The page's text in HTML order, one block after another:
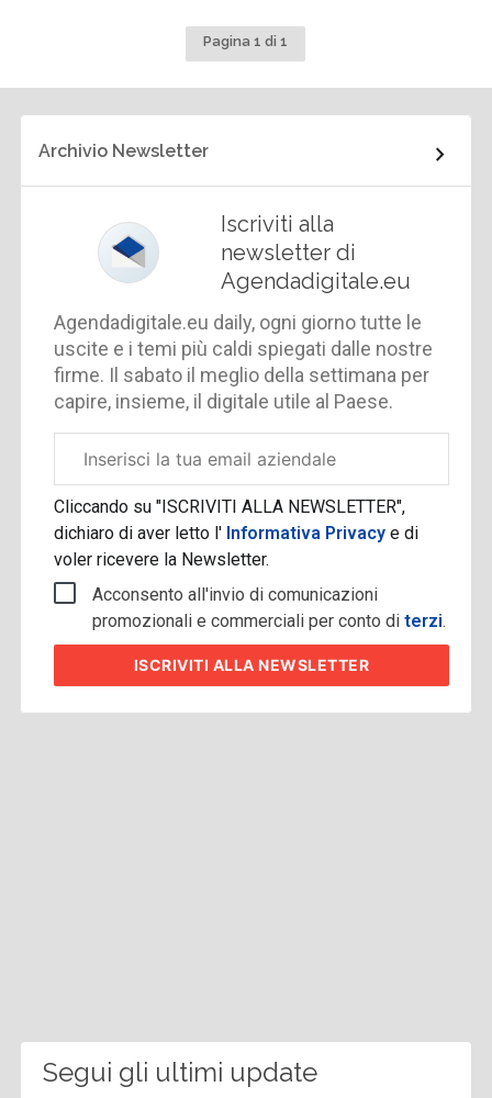
Pagina 1 di 1
Archivio Newsletter
Iscriviti alla
newsletter di
Agendadigitale.eu
Agendadigitale.eu daily, ogni giorno tutte le
uscite e i temi più caldi spiegati dalle nostre
firme. Il sabato il meglio della settimana per
capire, insieme, il digitale utile al Paese.
aziendale
Cliccando su "ISCRIVITI ALLA NEWSLETTER",
dichiaro di aver letto l' Informativa Privacye di
voler ricevere la Newsletter.
Acconsento all'invio di comunicazioni
promozionali e commerciali per conto diterzi.
ISCRIVITI ALLA NEWSLETTER
Segui gli ultimi update